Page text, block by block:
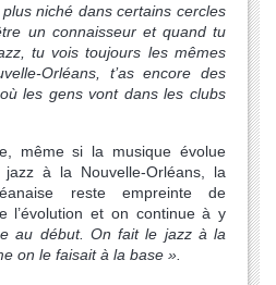
plus niché dans certains cercles
un connaisseur et quand tu
tu vois toujours les mêmes
Orléans, t’as encore des
où les gens vont dans les clubs
même si la musique évolue
à la Nouvelle-Orléans, la
reste empreinte de
l’évolution et on continue à y
au début. On fait le jazz à la
on le faisait à la base ».